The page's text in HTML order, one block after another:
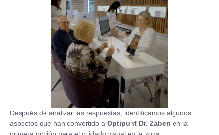
Después de analizar las respuestas, identificamos algunos
aspectos que han convertido a Optipunt Dr. Zaben en la